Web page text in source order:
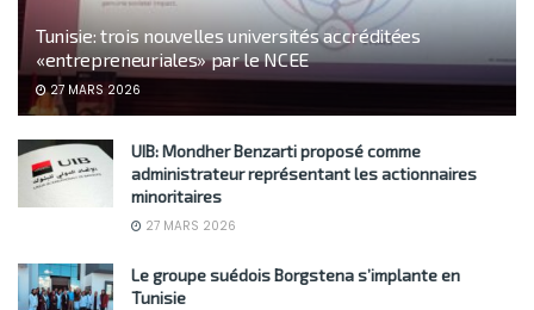
Tunisie: trois nouvelles universités accréditées
«entrepreneuriales» par le NCEE
27 MARS 2026
UIB: Mondher Benzarti proposé comme
administrateur représentant les actionnaires
minoritaires
27 MARS 2026
Le groupe suédois Borgstena s’implante en
Tunisie